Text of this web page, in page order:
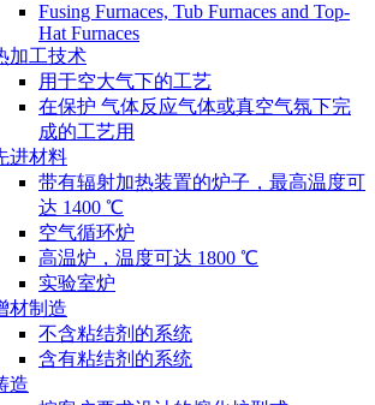
Fusing Furnaces, Tub Furnaces and Top-
Hat Furnaces
加工技术
用于空大气下的工艺
在保护 气体反应气体或真空气氛下完
成的工艺用
进材料
带有辐射加热装置的炉子，最高温度可
达 1400 ℃
空气循环炉
高温炉，温度可达 1800 ℃
实验室炉
材制造
不含粘结剂的系统
含有粘结剂的系统
造